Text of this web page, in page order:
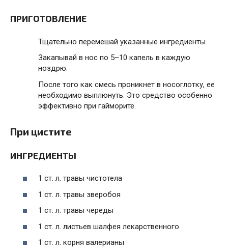
ПРИГОТОВЛЕНИЕ
Тщательно перемешай указанные ингредиенты.
Закапывай в нос по 5–10 капель в каждую
ноздрю.
После того как смесь проникнет в носоглотку, ее
необходимо выплюнуть. Это средство особенно
эффективно при гайморите.
При цистите
ИНГРЕДИЕНТЫ
1 ст. л. травы чистотела
1 ст. л. травы зверобоя
1 ст. л. травы череды
1 ст. л. листьев шалфея лекарственного
1 ст. л. корня валерианы